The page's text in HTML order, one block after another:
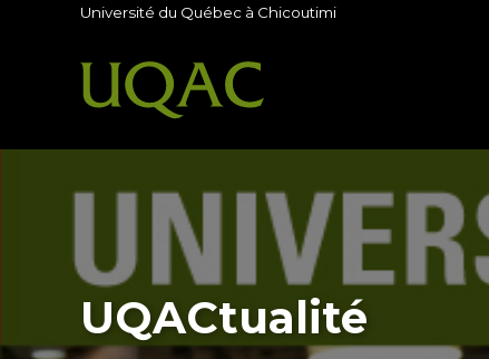
Université du Québec à Chicoutimi
UQACtualité